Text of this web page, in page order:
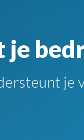
je
je